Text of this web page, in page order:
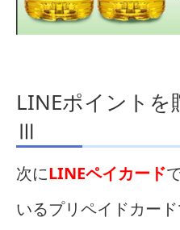
LINEポイント
Ⅲ
次にLINEペイカード
いるプリペイドカー